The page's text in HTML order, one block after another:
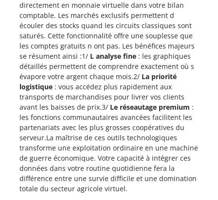
directement en monnaie virtuelle dans votre bilan
comptable. Les marchés exclusifs permettent d
écouler des stocks quand les circuits classiques sont
saturés. Cette fonctionnalité offre une souplesse que
les comptes gratuits n ont pas. Les bénéfices majeurs
se résument ainsi :1/ L analyse fine : les graphiques
détaillés permettent de comprendre exactement où s
évapore votre argent chaque mois.2/ La priorité
logistique : vous accédez plus rapidement aux
transports de marchandises pour livrer vos clients
avant les baisses de prix.3/ Le réseautage premium :
les fonctions communautaires avancées facilitent les
partenariats avec les plus grosses coopératives du
serveur.La maîtrise de ces outils technologiques
transforme une exploitation ordinaire en une machine
de guerre économique. Votre capacité à intégrer ces
données dans votre routine quotidienne fera la
différence entre une survie difficile et une domination
totale du secteur agricole virtuel.